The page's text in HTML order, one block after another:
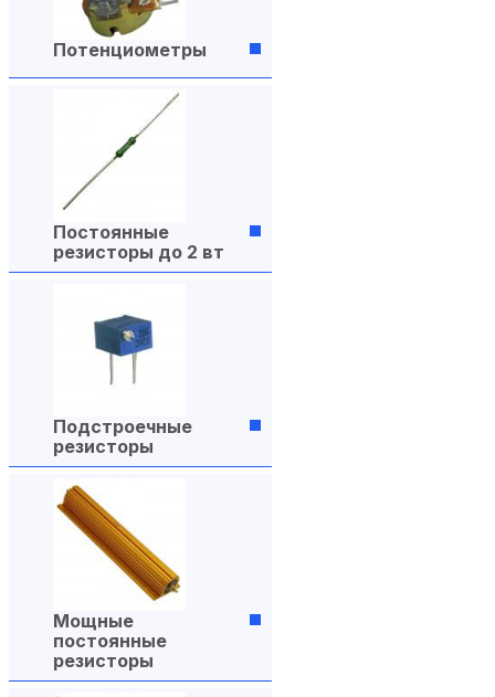
Потенциометры
Постоянные
резисторы до 2 вт
Подстроечные
резисторы
Мощные
постоянные
резисторы